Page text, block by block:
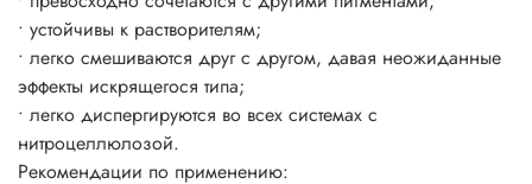
• устойчивы к растворителям;
• легко смешиваются друг с другом, давая неожиданные
эффекты искрящегося типа;
• легко диспергируются во всех системах с
нитроцеллюлозой.
Рекомендации по применению: